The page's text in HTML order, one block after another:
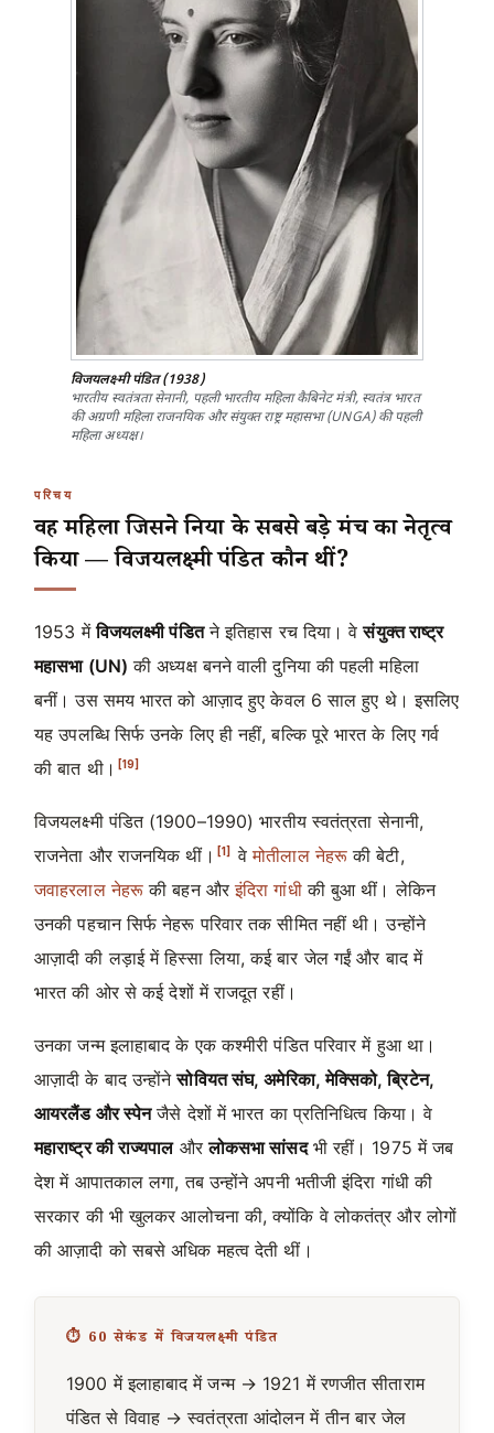
विजयलक्ष्मी पंडित (1938)
भारतीय स्वतंत्रता सेनानी, पहली भारतीय महिला कैबिनेट मंत्री, स्वतंत्र भारत
की अग्रणी महिला राजनयिक और संयुक्त राष्ट्र महासभा (UNGA) की पहली
महिला अध्यक्ष।
परिचय
वह महिला जिसने दुनिया के सबसे बड़े मंच का नेतृत्व
किया — विजयलक्ष्मी पंडित कौन थीं?
1953 मेंविजयलक्ष्मी पंडितने इतिहास रच दिया। वेसंयुक्त राष्ट्र
महासभा (UN) की अध्यक्ष बनने वाली दुनिया की पहली महिला
बनीं। उस समय भारत को आज़ाद हुए केवल 6 साल हुए थे। इसलिए
यह उपलब्धि सिर्फ उनके लिए ही नहीं, बल्कि पूरे भारत के लिए गर्व
की बात थी।
[19]
विजयलक्ष्मी पंडित (1900–1990) भारतीय स्वतंत्रता सेनानी,
राजनेता और राजनयिक थीं।
[1] वेमोतीलाल नेहरू की बेटी,
जवाहरलाल नेहरू की बहन औरइंदिरा गांधीकी बुआ थीं। लेकिन
उनकी पहचान सिर्फ नेहरू परिवार तक सीमित नहीं थी। उन्होंने
आज़ादी की लड़ाई में हिस्सा लिया, कई बार जेल गईं और बाद में
भारत की ओर से कई देशों में राजदूत रहीं।
उनका जन्म इलाहाबाद के एक कश्मीरी पंडित परिवार में हुआ था।
आज़ादी के बाद उन्होंनेसोवियत संघ, अमेरिका, मेक्सिको, ब्रिटेन,
आयरलैंड और स्पेनजैसे देशों में भारत का प्रतिनिधित्व किया। वे
महाराष्ट्र की राज्यपालऔरलोकसभा सांसदभी रहीं। 1975 में जब
देश में आपातकाल लगा, तब उन्होंने अपनी भतीजी इंदिरा गांधी की
सरकार की भी खुलकर आलोचना की, क्योंकि वे लोकतंत्र और लोगों
की आज़ादी को सबसे अधिक महत्व देती थीं।
⏱️ 60 सेकंड में विजयलक्ष्मी पंडित
1900 में इलाहाबाद में जन्म → 1921 में रणजीत सीताराम
पंडित से विवाह → स्वतंत्रता आंदोलन में तीन बार जेल